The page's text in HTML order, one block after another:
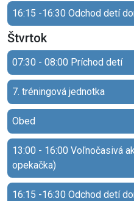
16:15 -16:30 Odchod detí
Štvrtok
07:30 - 08:00 Príchod detí
7. tréningová jednotka
Obed
13:00 - 16:00 Voľnočasivá
opekačka)
16:15 -16:30 Odchod detí